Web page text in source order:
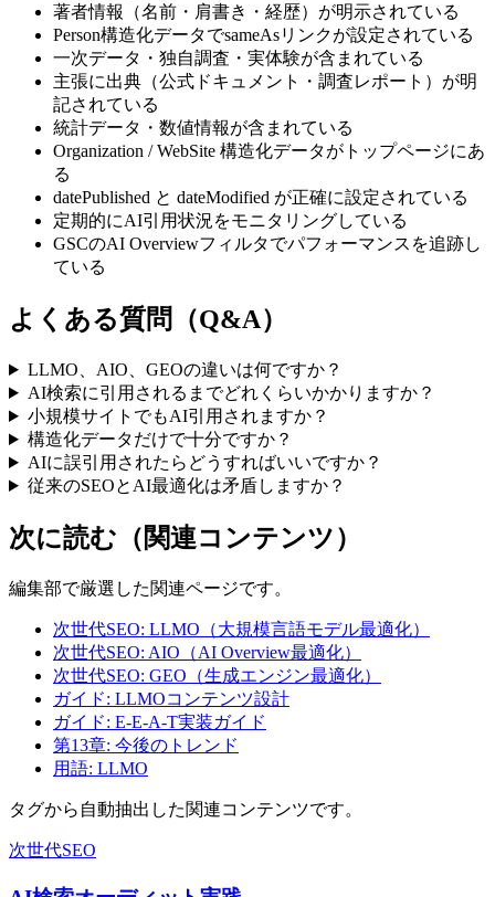
著者情報（名前・肩書き・経歴）が明示されている
Person構造化データでsameAsリンクが設定されている
一次データ・独自調査・実体験が含まれている
主張に出典（公式ドキュメント・調査レポート）が明
記されている
統計データ・数値情報が含まれている
Organization / WebSite 構造化データがトップページにあ
る
datePublished と dateModified が正確に設定されている
定期的にAI引用状況をモニタリングしている
GSCのAI Overviewフィルタでパフォーマンスを追跡し
ている
よくある質問（Q&A）
LLMO、AIO、GEOの違いは何ですか？
AI検索に引用されるまでどれくらいかかりますか？
小規模サイトでもAI引用されますか？
構造化データだけで十分ですか？
AIに誤引用されたらどうすればいいですか？
従来のSEOとAI最適化は矛盾しますか？
次に読む（関連コンテンツ）
編集部で厳選した関連ページです。
次世代SEO: LLMO（大規模言語モデル最適化）
次世代SEO: AIO（AI Overview最適化）
次世代SEO: GEO（生成エンジン最適化）
ガイド: LLMOコンテンツ設計
ガイド: E-E-A-T実装ガイド
第13章: 今後のトレンド
用語: LLMO
タグから自動抽出した関連コンテンツです。
次世代SEO